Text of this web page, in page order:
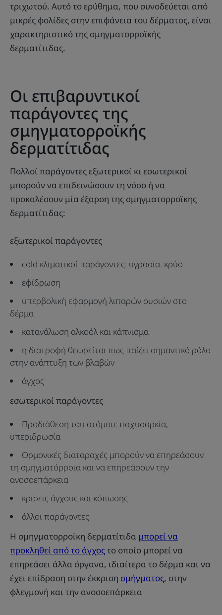
τριχωτού. Αυτό το ερύθημα, που συνοδεύεται από
μικρές φολίδες στην επιφάνεια του δέρματος, είναι
χαρακτηριστικό της σμηγματορροϊκής
δερματίτιδας.
Οι επιβαρυντικοί
παράγοντες της
σμηγματορροϊκής
δερματίτιδας
Πολλοί παράγοντες εξωτερικοί κι εσωτερικοί
μπορούν να επιδεινώσουν τη νόσο ή να
προκαλέσουν μία έξαρση της σμηγματορροϊκης
δερματίτιδας:
εξωτερικοί παράγοντες
cold κλιματικοί παράγοντες: υγρασία. κρύο
εφίδρωση
υπερβολική εφαρμογή λιπαρών ουσιών στο
δέρμα
κατανάλωση αλκοόλ και κάπνισμα
η διατροφή θεωρείται πως παίζει σημαντικό ρόλο
στην ανάπτυξη των βλαβών
άγχος
​​εσωτερικοί παράγοντες
Προδιάθεση του ατόμου: παχυσαρκία,
υπεριδρωσία
Ορμονικές διαταραχές μπορούν να επηρεάσουν
τη σμηγματόρροια και να επηρεάσουν την
ανοσοεπάρκεια
κρίσεις άγχους και κόπωσης
άλλοι παράγοντες
Η σμηγματορροϊκη δερματίτιδα μπορεί να
προκληθεί από το άγχοςτο οποίο μπορεί να
επηρεάσει άλλα όργανα, ιδιαίτερα το δέρμα και να
έχει επίδραση στην έκκριση σμήγματος, στην
φλεγμονή και την ανοσοεπάρκεια